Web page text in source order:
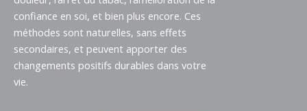
confiance en soi, et bien plus encore. Ces
méthodes sont naturelles, sans effets
secondaires, et peuvent apporter des
changements positifs durables dans votre
vie.